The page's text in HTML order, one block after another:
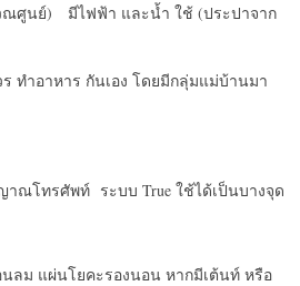
ณศูนย์) มีไฟฟ้า และน้ำ ใช้ (ประปาจาก
ทำอาหาร กันเอง โดยมีกลุ่มแม่บ้านมา
ณโทรศัพท์ ระบบ True ใช้ได้เป็นบางจุด
ลม แผ่นโยคะรองนอน หากมีเต้นท์ หรือ